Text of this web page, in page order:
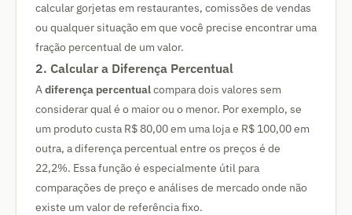
calcular gorjetas em restaurantes, comissões de vendas
ou qualquer situação em que você precise encontrar uma
fração percentual de um valor.
2. Calcular a Diferença Percentual
Adiferença percentualcompara dois valores sem
considerar qual é o maior ou o menor. Por exemplo, se
um produto custa R$ 80,00 em uma loja e R$ 100,00 em
outra, a diferença percentual entre os preços é de
22,2%. Essa função é especialmente útil para
comparações de preço e análises de mercado onde não
existe um valor de referência fixo.